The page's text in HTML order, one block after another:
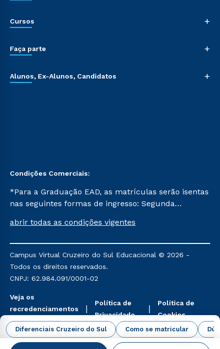
Diferenciais Cruzeiro do Sul Como se matricular
Cursos +
Faça parte +
Alunos, Ex-Alunos, Candidatos +
Condições Comerciais:
*Para a Graduação EAD, as matrículas serão isentas
nas seguintes formas de ingresso: Segunda
Já para as demais, a taxa de matrícula será de R$
mencionadas são referentes aos cursos: Ensino
Religioso, Geografia para a Docência e Metodologia
do Ensino de História: Questões Atuais.
abrir todas as condições vigentes
Campus Virtual Cruzeiro do Sul Educacional © 2026 -
Todos os direitos reservados.
CNPJ: 62.984.091/0001-02
Veja os
recredenciamentos
aqui
Política de
Privacidade
Política de
Cookies